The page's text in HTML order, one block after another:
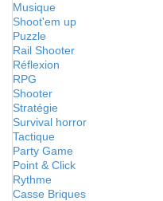
Musique
Shoot'em up
Puzzle
Rail Shooter
Réflexion
RPG
Shooter
Stratégie
Survival horror
Tactique
Party Game
Point & Click
Rythme
Casse Briques